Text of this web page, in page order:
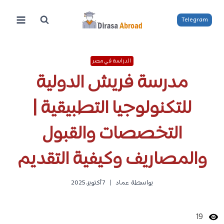
المحتوى
Telegram
الدراسة في مصر
مدرسة فريش الدولية
للتكنولوجيا التطبيقية |
التخصصات والقبول
والمصاريف وكيفية التقديم
بواسطة عماد 7 أكتوبر، 2025
19